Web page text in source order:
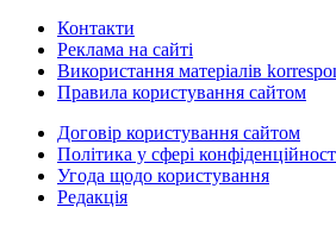
Контакти
Реклама на сайті
Використання матеріалів
Правила користування сайтом
Договір користування сайтом
Політика у сфері
Угода щодо користування
Редакція